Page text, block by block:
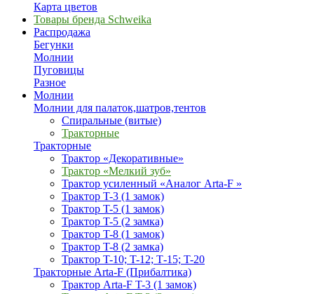
Карта цветов
Товары бренда Schweika
Распродажа
Бегунки
Молнии
Пуговицы
Разное
Молнии
Молнии для палаток,шатров,тентов
Спиральные (витые)
Тракторные
Тракторные
Трактор «Декоративные»
Трактор «Мелкий зуб»
Трактор усиленный «Аналог Arta-F »
Трактор T-3 (1 замок)
Трактор T-5 (1 замок)
Трактор T-5 (2 замка)
Трактор T-8 (1 замок)
Трактор T-8 (2 замка)
Трактор T-10; T-12; Т-15; T-20
Тракторные Arta-F (Прибалтика)
Трактор Arta-F T-3 (1 замок)